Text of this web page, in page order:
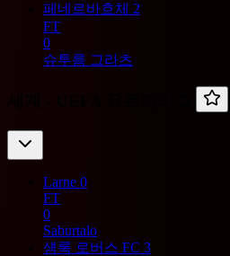
페네르바흐체 2
FT
0
슈투름 그라츠
Larne 0
FT
0
Saburtalo
섐록 로버스 FC 3